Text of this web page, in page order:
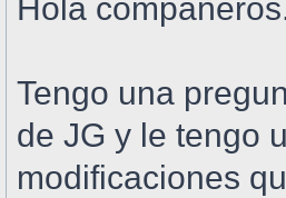
Hola
Tengo una
de JG y le tengo
modificaciones